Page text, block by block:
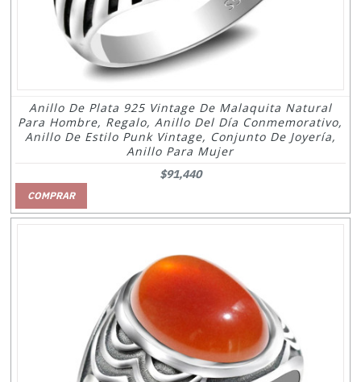
Anillo De Plata 925 Vintage De Malaquita Natural
Para Hombre, Regalo, Anillo Del Día Conmemorativo,
Anillo De Estilo Punk Vintage, Conjunto De Joyería,
Anillo Para Mujer
$91,440
COMPRAR